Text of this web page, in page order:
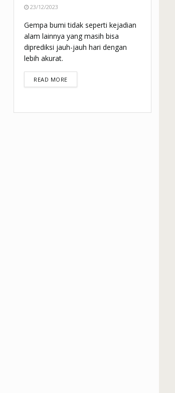
23/12/2023
Gempa bumi tidak seperti kejadian
alam lainnya yang masih bisa
diprediksi jauh-jauh hari dengan
lebih akurat.
READ MOREDETAILS